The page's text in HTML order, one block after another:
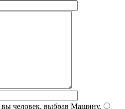
человек, выбрав Машину.